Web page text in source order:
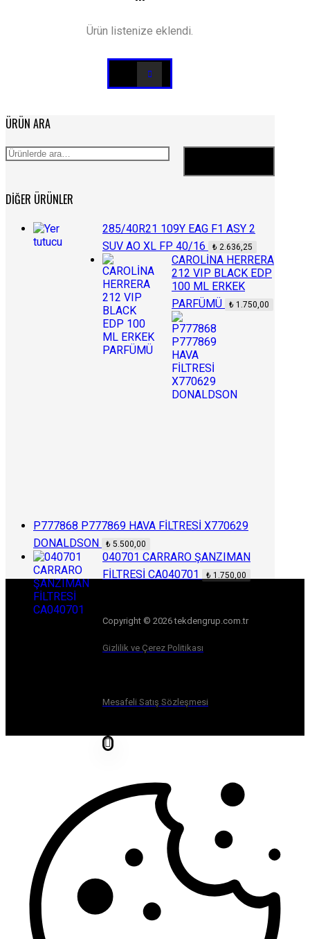
Ürün listenize eklendi.
ÜRÜN ARA
Ara:
DIĞER ÜRÜNLER
285/40R21 109Y EAG F1 ASY 2
SUV AO XL FP 40/16
₺ 2.636,25
CAROLİNA HERRERA
212 VIP BLACK EDP
100 ML ERKEK
PARFÜMÜ
₺ 1.750,00
P777868 P777869 HAVA FİLTRESİ X770629
DONALDSON
₺ 5.500,00
040701 CARRARO ŞANZIMAN
FİLTRESİ CA040701
₺ 1.750,00
Copyright © 2026 tekdengrup.com.tr
Gizlilik ve Çerez Politikası
Mesafeli Satış Sözleşmesi